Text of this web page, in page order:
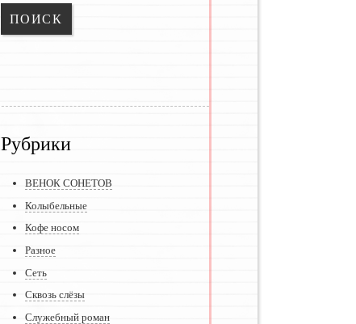
Рубрики
ВЕНОК СОНЕТОВ
Колыбельные
Кофе носом
Разное
Сеть
Сквозь слёзы
Служебный роман